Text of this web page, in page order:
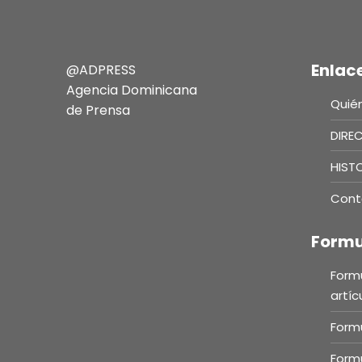
@ADPRESS
Agencia Dominicana
de Prensa